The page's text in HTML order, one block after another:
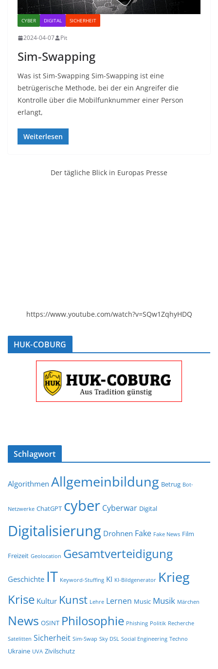
CYBER DIGITAL SICHERHEIT
2024-04-07 Pit
Sim-Swapping
Was ist Sim-Swapping Sim-Swapping ist eine
betrügerische Methode, bei der ein Angreifer die
Kontrolle über die Mobilfunknummer einer Person
erlangt,
Weiterlesen
Der tägliche Blick in Europas Presse
https://www.youtube.com/watch?v=SQw1ZqhyHDQ
HUK-COBURG
Schlagwort
Algorithmen Allgemeinbildung Betrug Bot-
Netzwerke ChatGPT cyber Cyberwar Digital
Digitalisierung Drohnen Fake Fake News Film
Freizeit Geolocation Gesamtverteidigung
Geschichte IT Keyword-Stuffing KI KI-Bildgenerator Krieg
Krise Kultur Kunst Lehre Lernen Music Musik Märchen
News OSINT Philosophie Phishing Politik Recherche
Satelitten Sicherheit Sim-Swap Sky DSL Social Engineering Techno
Ukraine UVA Zivilschutz